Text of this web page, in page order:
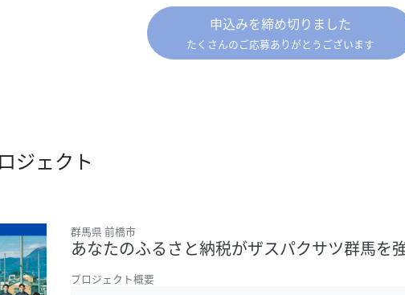
申込みを締め切りました
たくさんのご応募ありがとうございます
ジェクト
群馬県 前橋市
あなたのふるさと納税がザスパクサツ群馬を
プロジェクト概要